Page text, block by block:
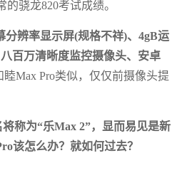
的骁龙820考试成绩。
分辨率显示屏(规格不祥)、4gB运
百万清晰度监控摄像头、安卓
睦Max Pro类似，仅仅前摄像头提
称为“乐Max 2”，显而易见是新
该怎么办？就如何过去？